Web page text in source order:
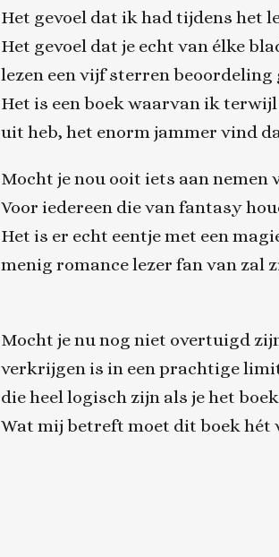
Het gevoel dat ik had tijdens het
Het gevoel dat je echt van élke
lezen een vijf sterren
Het is een boek waarvan ik
uit heb, het enorm jammer vind
Mocht je nou ooit iets aan nemen
Voor iedereen die van fantasy
Het is er echt eentje met een
menig romance lezer fan van zal
Mocht je nu nog niet overtuigd
verkrijgen is in een prachtige
die heel logisch zijn als je het
Wat mij betreft moet dit boek hét